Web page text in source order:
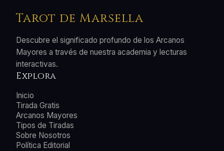
Tarot de Marsella
Descubre el significado profundo de los Arcanos
Mayores a través de nuestra academia y lecturas
interactivas.
Explora
Inicio
Tirada Gratis
Arcanos Mayores
Tipos de Tiradas
Sobre Nosotros
Política Editorial